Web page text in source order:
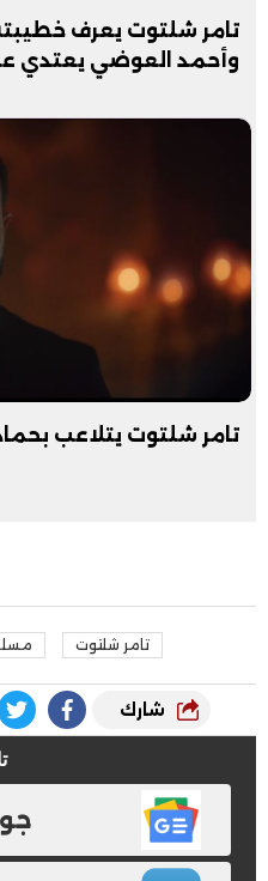
تامر شلتوت يعرف
وأحمد العوضي يعتدي
تامر شلتوت يتلاعب
تامر شلتوت
شارك